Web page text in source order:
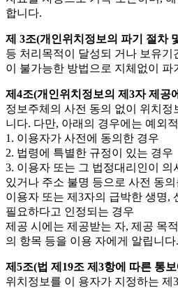
합니다.
제 3조(개인위치정보의 파기 절차
등 처리목적이 달성되 거나 보유기
이 불가능한 방법으로 지체없이 파
제4조(개인위치정보의 제3자 제공
정보주체의 사전 동의 없이 위치정
니다. 다만, 아래의 경우에는 예외
1. 이용자가 사전에 동의한 경우
2. 법령에 특별한 규정이 있는 경우
3. 이용자 또는 그 법정대리인이 의
있거나 주소 불명 등으로 사전 동
이용자 또는 제3자의 급박한 생명,
필요하다고 인정되는 경우
제공 시에는 제공받는 자, 제공 목
의 항목 등을 이용 자에게 알립니다.
제5조(법 제19조 제3항에 따른 통
위치정보를 이 용자가 지정하는 제